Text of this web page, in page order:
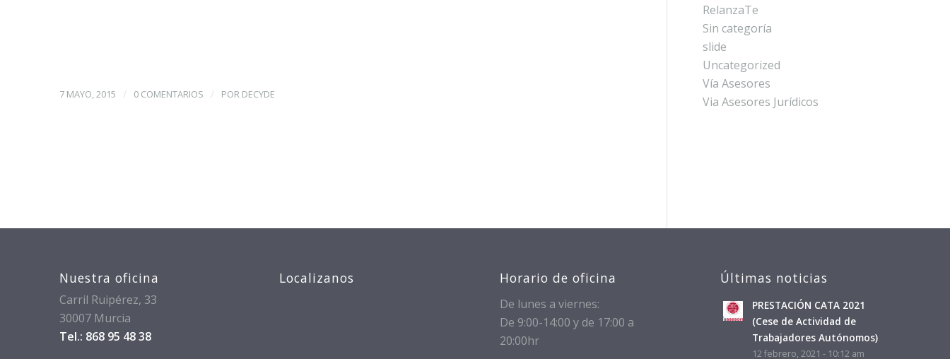
7 MAYO, 2015 / 0 COMENTARIOS / POR DECYDE
RelanzaTe
Sin categoría
slide
Uncategorized
Vía Asesores
Via Asesores Jurídicos
Nuestra oficina
Carril Ruipérez, 33
30007 Murcia
Tel.: 868 95 48 38
Localizanos Horario de oficina
De lunes a viernes:
De 9:00-14:00 y de 17:00 a
20:00hr
Últimas noticias
PRESTACIÓN CATA 2021
(Cese de Actividad de
Trabajadores Autónomos)
12 febrero, 2021 - 10:12 am